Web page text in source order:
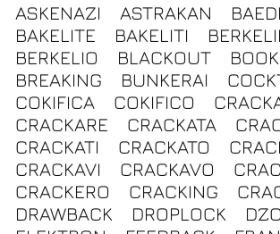
ASKENAZI ASTRAKAN
BAKELITE
BAKELITI
BERKELII
BERKELIO
BLACKOUT
BREAKING
BUNKERAI
COKIFICA
COKIFICO
CRACKARE
CRACKATA
CRACKATI
CRACKATO
CRACKAVI
CRACKAVO
CRACKERO
CRACKING
DRAWBACK
DROPLOCK